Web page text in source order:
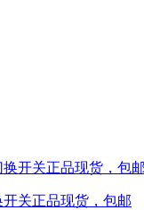
开关正品现货，包邮